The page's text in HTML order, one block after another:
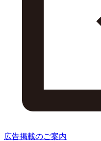
広告掲載のご案内